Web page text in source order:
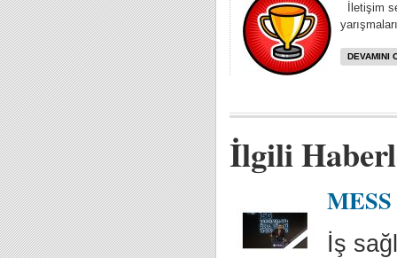
İletişim
DEVAMINI
İlgili
İş